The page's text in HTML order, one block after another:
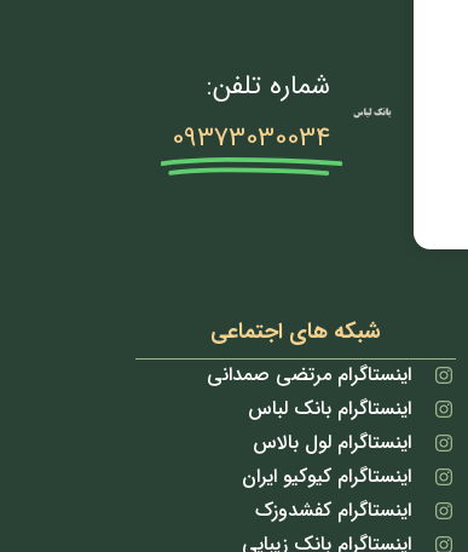
شماره تلفن:
09373030034
شبکه های اجتماعی
اینستاگرام مرتضی صمدانی
اینستاگرام بانک لباس
اینستاگرام لول بالاس
اینستاگرام کیوکیو ایران
اینستاگرام کفشدوزک
اینستاگرام بانک زیبایی